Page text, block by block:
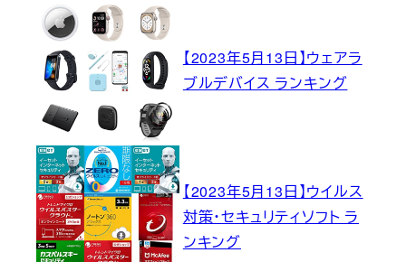
【2023年5月13日】ウェアラ
ブルデバイス ランキング
【2023年5月13日】ウイルス
対策・セキュリティソフト ラ
ンキング